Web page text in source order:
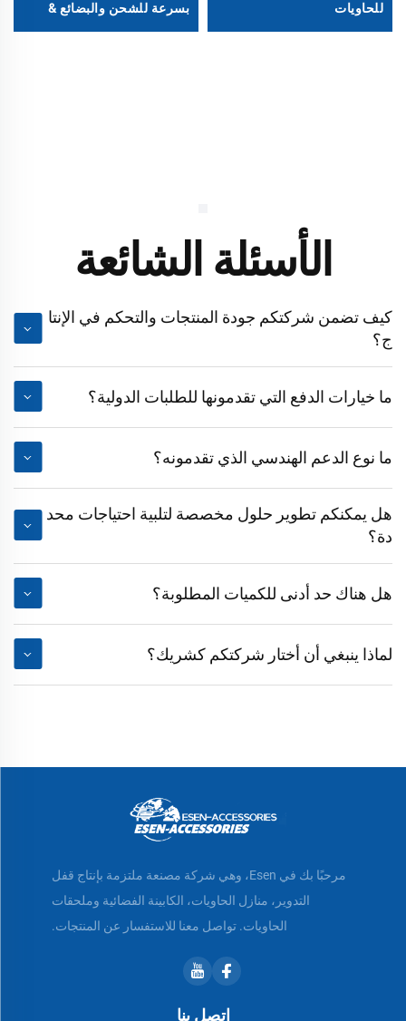
للحاويات
بسرعة للشحن والبضائع &
الأسئلة الشائعة
كيف تضمن شركتكم جودة المنتجات والتحكم في الإنتا
ج؟
ما خيارات الدفع التي تقدمونها للطلبات الدولية؟
ما نوع الدعم الهندسي الذي تقدمونه؟
هل يمكنكم تطوير حلول مخصصة لتلبية احتياجات محد
دة؟
هل هناك حد أدنى للكميات المطلوبة؟
لماذا ينبغي أن أختار شركتكم كشريك؟
مرحبًا بك في Esen، وهي شركة مصنعة ملتزمة بإنتاج قفل
التدوير، منازل الحاويات، الكابينة الفضائية وملحقات
الحاويات. تواصل معنا للاستفسار عن المنتجات.
اتصل بنا